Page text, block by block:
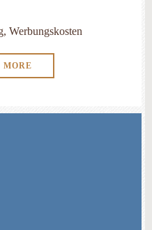
Werbungskosten
MORE